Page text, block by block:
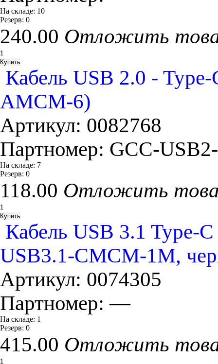
На складе: 10
Резерв: 0
240.00 Отложить
Кабель USB 2.0 -
AMCM-6)
Артикул: 0082768
Партномер: GCC-
На складе: 7
Резерв: 0
118.00 Отложить
Кабель USB 3.1 Type-
USB3.1-CMCM-1M,
Артикул: 0074305
Партномер:—
На складе: 1
Резерв: 0
415.00 Отложить